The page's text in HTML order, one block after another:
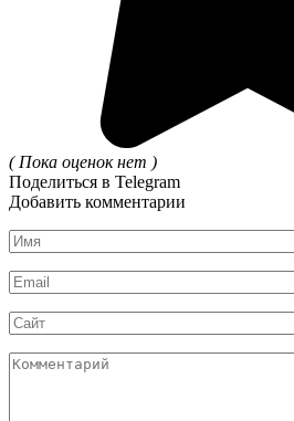
( Пока оценок нет )
Поделиться в Telegram
Добавить комментарии
Имя
*
Email
*
Сайт
Комментарий